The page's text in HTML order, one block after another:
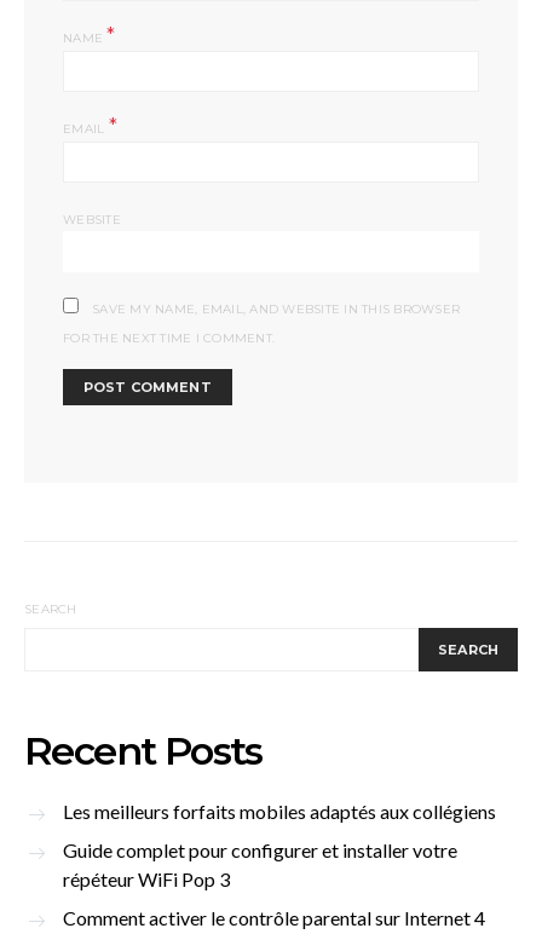
NAME*
EMAIL *
WEBSITE
SAVE MY NAME, EMAIL, AND WEBSITE IN THIS BROWSER
FOR THE NEXT TIME I COMMENT.
SEARCH
SEARCH
Recent Posts
Les meilleurs forfaits mobiles adaptés aux collégiens
Guide complet pour configurer et installer votre
répéteur WiFi Pop 3
Comment activer le contrôle parental sur Internet 4